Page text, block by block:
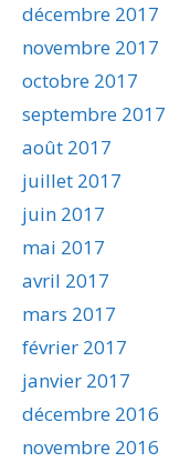
décembre 2017
novembre 2017
octobre 2017
septembre 2017
août 2017
juillet 2017
juin 2017
mai 2017
avril 2017
mars 2017
février 2017
janvier 2017
décembre 2016
novembre 2016